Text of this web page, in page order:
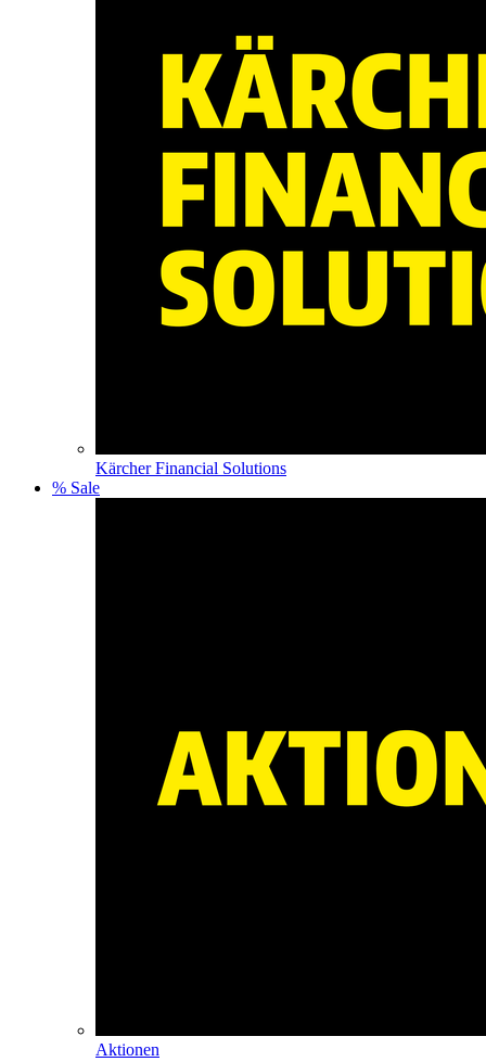
Kärcher Financial Solutions
% Sale
Aktionen